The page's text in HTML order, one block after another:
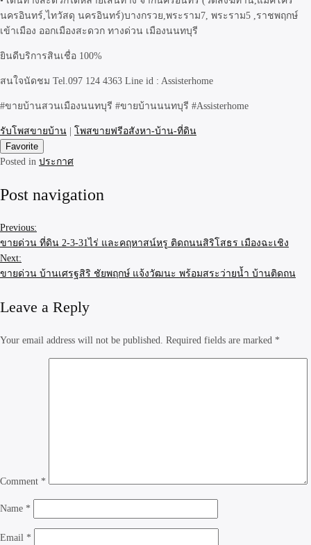
นครอินทร์,ไทวัสดุ นครอินทร์)บางกรวย,พระราม7, พระราม5 ,ราชพฤกษ์
เข้าเมือง ออกเมืองสะดวก ทางด่วน เมืองนนทบุรี
ยินดีบริการสินเชื่อ 100%
สนใจนัดชม Tel.097 124 4363 Line id : Assisterhome
#ขายบ้านสวนเมืองนนทบุรี #ขายบ้านนนทบุรี #Assisterhome
รับโพสขายบ้าน
โพสขายฟรีอสังหา-บ้าน-ที่ดิน
Favorite
Posted in ประกาศ
Post navigation
Previous:
ขายด่วน ที่ดิน 2-3-31ไร่ และคฤหาสน์หรู ติดถนนสิริโสธร เมืองฉะเชิง
Next:
ขายด่วน บ้านเศรฐสิริ ชัยพฤกษ์ แจ้งวัฒนะ พร้อมสระว่ายน้ำ บ้านติดถน
Leave a Reply
Your email address will not be published. Required fields are marked *
Comment *
Name *
Email *